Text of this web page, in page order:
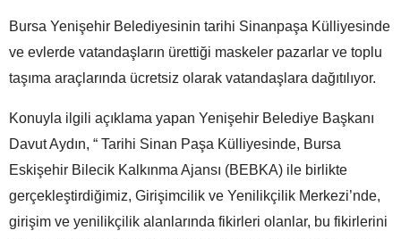
Bursa Yenişehir Belediyesinin tarihi Sinanpaşa Külliyesinde
ve evlerde vatandaşların ürettiği maskeler pazarlar ve toplu
taşıma araçlarında ücretsiz olarak vatandaşlara dağıtılıyor.
Konuyla ilgili açıklama yapan Yenişehir Belediye Başkanı
Davut Aydın, “ Tarihi Sinan Paşa Külliyesinde, Bursa
Eskişehir Bilecik Kalkınma Ajansı (BEBKA) ile birlikte
gerçekleştirdiğimiz, Girişimcilik ve Yenilikçilik Merkezi’nde,
girişim ve yenilikçilik alanlarında fikirleri olanlar, bu fikirlerini